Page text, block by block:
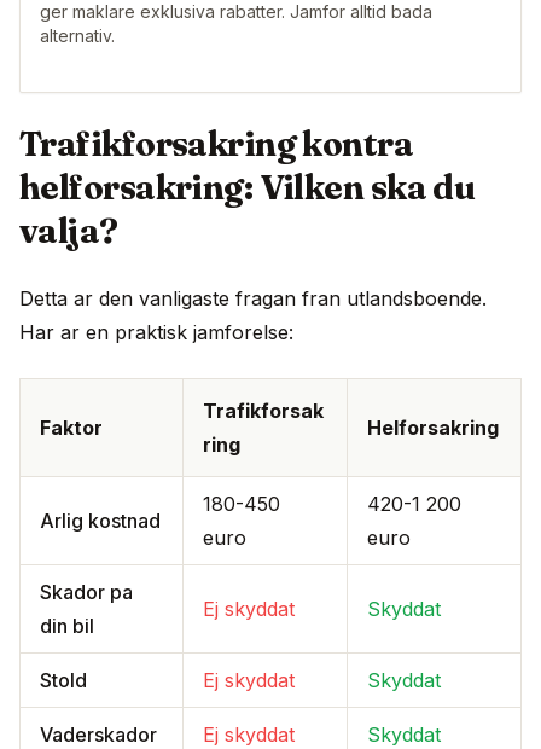
ger maklare exklusiva rabatter. Jamfor alltid bada
alternativ.
Trafikforsakring kontra
helforsakring: Vilken ska du
valja?
Detta ar den vanligaste fragan fran utlandsboende.
Har ar en praktisk jamforelse:
Faktor
Trafikforsak
ring
Helforsakring
Arlig kostnad
180-450
euro
420-1 200
euro
Skador pa
din bil
Ej skyddat Skyddat
Stold Ej skyddat Skyddat
Vaderskador Ej skyddat Skyddat